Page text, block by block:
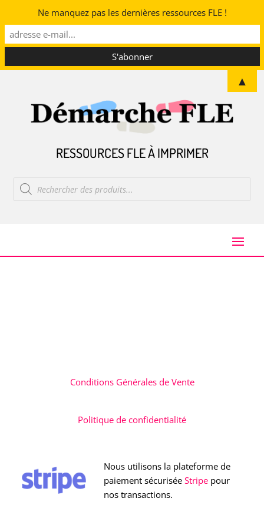
RESSOURCES FLE À IMPRIMER
Recherche
de
produits
Conditions Générales de Vente
Politique de confidentialité
Nous utilisons la plateforme de
paiement sécuriséeStripe pour
nos transactions.
Ne manquez pas les dernières ressources FLE !
▲